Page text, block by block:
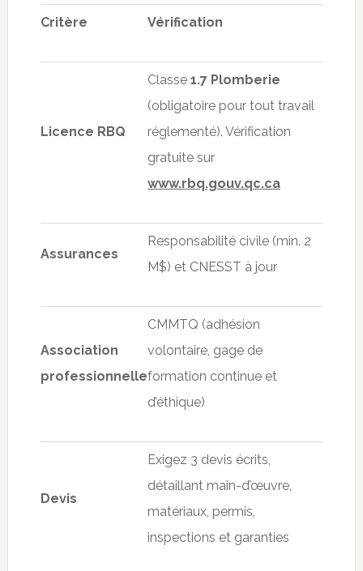
Critère Vérification
Licence RBQ
Classe 1.7 Plomberie
(obligatoire pour tout travail
réglementé). Vérification
gratuite sur
www.rbq.gouv.qc.ca
Assurances
Responsabilité civile (min. 2
M$) et CNESST à jour
Association
professionnelle
CMMTQ (adhésion
volontaire, gage de
formation continue et
d’éthique)
Devis
Exigez 3 devis écrits,
détaillant main-d’œuvre,
matériaux, permis,
inspections et garanties